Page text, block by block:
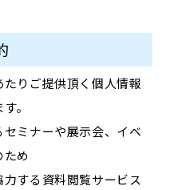
りご提供頂く個人情報
。
セミナーや展示会、イベ
ため
力する資料閲覧サービス